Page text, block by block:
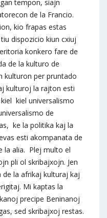
tempon, siajn
de la Francio.
kio frapas estas
dispozicio kiun cxiuj
konkero fare de
de la kulturo de
kulturon per pruntado
kulturoj la rajton esti
kiel universalismo
de
ke la politika kaj la
esti akompanata de
la alia. Plej multo el
pli ol skribajxojn. Jen
la afrikaj kulturaj kaj
Mi kaptas la
precipe Beninanoj
sed skribajxoj restas.